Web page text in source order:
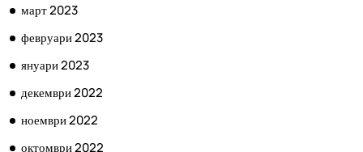
март 2023
февруари 2023
януари 2023
декември 2022
ноември 2022
октомври 2022